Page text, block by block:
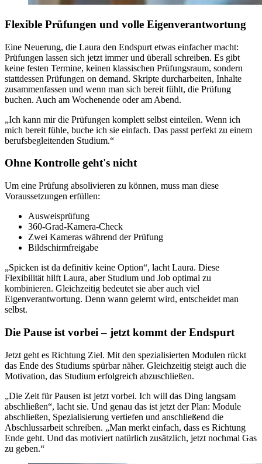
Flexible Prüfungen und volle Eigenverantwortung
Eine Neuerung, die Laura den Endspurt etwas einfacher macht:
Prüfungen lassen sich jetzt immer und überall schreiben. Es gibt
keine festen Termine, keinen klassischen Prüfungsraum, sondern
stattdessen Prüfungen on demand. Skripte durcharbeiten, Inhalte
zusammenfassen und wenn man sich bereit fühlt, die Prüfung
buchen. Auch am Wochenende oder am Abend.
„Ich kann mir die Prüfungen komplett selbst einteilen. Wenn ich
mich bereit fühle, buche ich sie einfach. Das passt perfekt zu einem
berufsbegleitenden Studium.“
Ohne Kontrolle geht's nicht
Um eine Prüfung absolivieren zu können, muss man diese
Voraussetzungen erfüllen:
Ausweisprüfung
360-Grad-Kamera-Check
Zwei Kameras während der Prüfung
Bildschirmfreigabe
„Spicken ist da definitiv keine Option“, lacht Laura. Diese
Flexibilität hilft Laura, aber Studium und Job optimal zu
kombinieren. Gleichzeitig bedeutet sie aber auch viel
Eigenverantwortung. Denn wann gelernt wird, entscheidet man
selbst.
Die Pause ist vorbei – jetzt kommt der Endspurt
Jetzt geht es Richtung Ziel. Mit den spezialisierten Modulen rückt
das Ende des Studiums spürbar näher. Gleichzeitig steigt auch die
Motivation, das Studium erfolgreich abzuschließen.
„Die Zeit für Pausen ist jetzt vorbei. Ich will das Ding langsam
abschließen“, lacht sie. Und genau das ist jetzt der Plan: Module
abschließen, Spezialisierung vertiefen und anschließend die
Abschlussarbeit schreiben. „Man merkt einfach, dass es Richtung
Ende geht. Und das motiviert natürlich zusätzlich, jetzt nochmal Gas
zu geben.“